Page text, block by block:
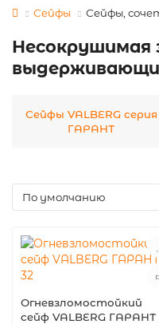
Сейфы Сейфы,
Сейфы VALBERG серия
ГАРАНТ
Огневзломостойкий
сейф VALBERG ГАРАНТ